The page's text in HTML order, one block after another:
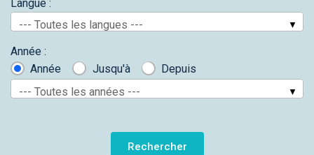
Langue :
--- Toutes les langues ---
Année :
Année
Jusqu'à
Depuis
--- Toutes les années ---